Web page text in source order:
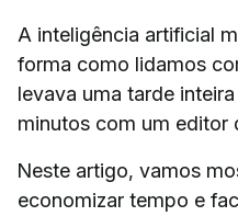
A inteligência artificial
forma como lidamos
levava uma tarde
minutos com um editor
Neste artigo, vamos
economizar tempo e